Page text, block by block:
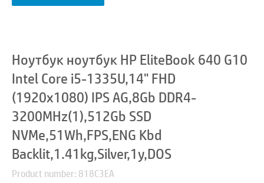
Ноутбук ноутбук HP EliteBook 640 G10
Intel Core i5-1335U,14" FHD
(1920x1080) IPS AG,8Gb DDR4-
3200MHz(1),512Gb SSD
NVMe,51Wh,FPS,ENG Kbd
Backlit,1.41kg,Silver,1y,DOS
Product number: 818C3EA